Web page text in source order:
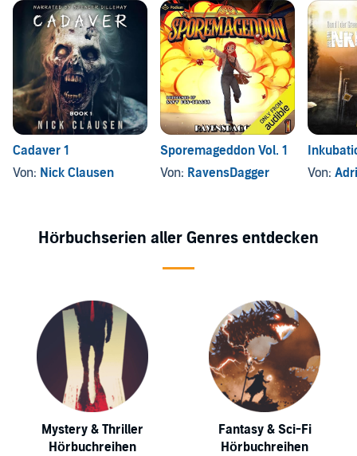
Cadaver 1
Von: Nick Clausen
Sporemageddon Vol. 1
Von: RavensDagger
Von:
Hörbuchserien aller Genres entdecken
Mystery & Thriller
Hörbuchreihen
Fantasy & Sci-Fi
Hörbuchreihen